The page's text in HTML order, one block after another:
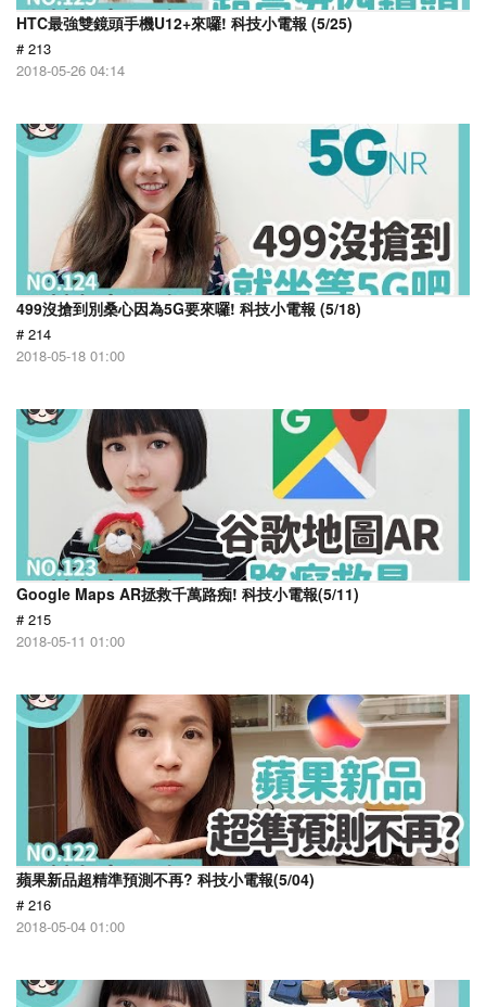
HTC最強雙鏡頭手機U12+來囉! 科技小電報 (5/25)
# 213
2018-05-26 04:14
499沒搶到別桑心因為5G要來囉! 科技小電報 (5/18)
# 214
2018-05-18 01:00
Google Maps AR拯救千萬路痴! 科技小電報(5/11)
# 215
2018-05-11 01:00
蘋果新品超精準預測不再? 科技小電報(5/04)
# 216
2018-05-04 01:00